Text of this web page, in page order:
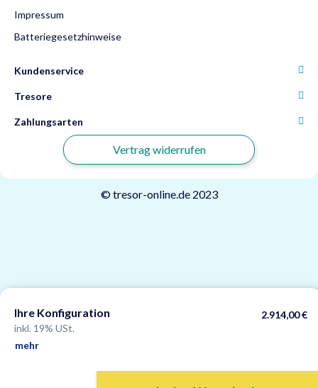
Ihre Konfiguration
2.914,00 €
inkl. 19% USt.
mehr
Impressum
Batteriegesetzhinweise
Kundenservice
Tresore
Zahlungsarten
Vertrag widerrufen
© tresor-online.de 2023